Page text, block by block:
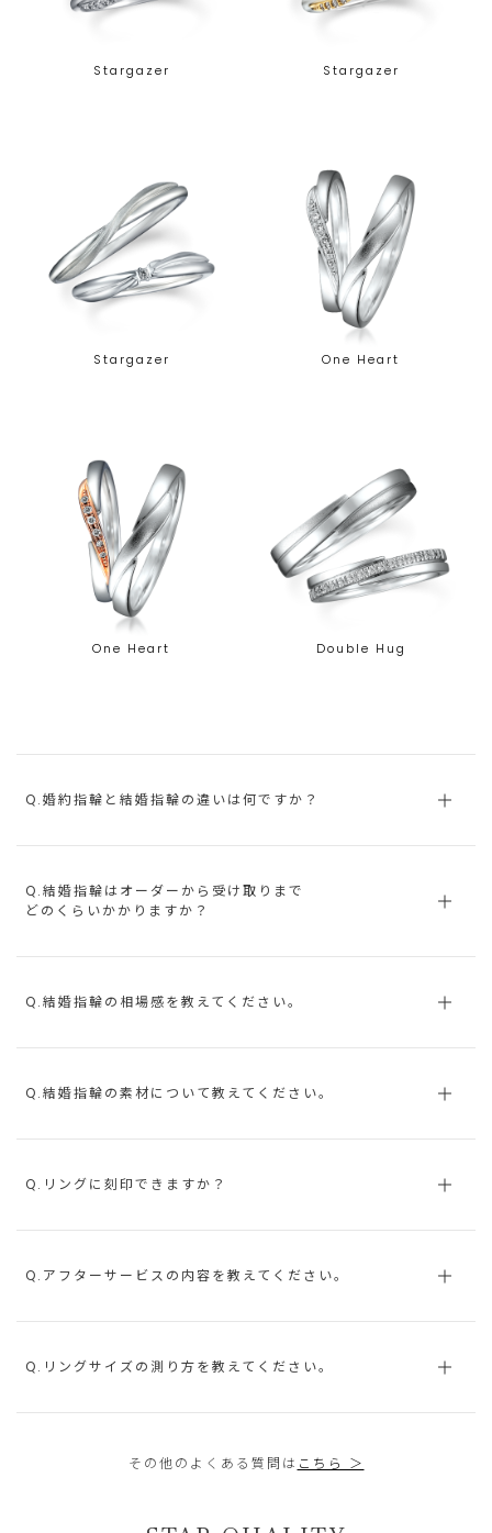
Stargazer Stargazer
Stargazer One Heart
One Heart Double Hug
Q.婚約指輪と結婚指輪の違いは何ですか？
Q.結婚指輪はオーダーから受け取りまで
どのくらいかかりますか？
Q.結婚指輪の相場感を教えてください。
Q.結婚指輪の素材について教えてください。
Q.リングに刻印できますか？
Q.アフターサービスの内容を教えてください。
Q.リングサイズの測り方を教えてください。
その他のよくある質問は こちら ＞